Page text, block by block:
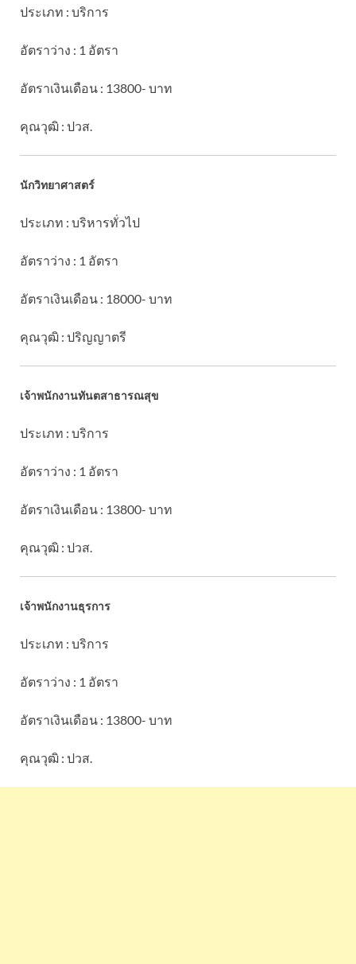
ประเภท : บริการ
อัตราว่าง : 1 อัตรา
อัตราเงินเดือน : 13800- บาท
คุณวุฒิ : ปวส.
นักวิทยาศาสตร์
ประเภท : บริหารทั่วไป
อัตราว่าง : 1 อัตรา
อัตราเงินเดือน : 18000- บาท
คุณวุฒิ : ปริญญาตรี
เจ้าพนักงานทันตสาธารณสุข
ประเภท : บริการ
อัตราว่าง : 1 อัตรา
อัตราเงินเดือน : 13800- บาท
คุณวุฒิ : ปวส.
เจ้าพนักงานธุรการ
ประเภท : บริการ
อัตราว่าง : 1 อัตรา
อัตราเงินเดือน : 13800- บาท
คุณวุฒิ : ปวส.